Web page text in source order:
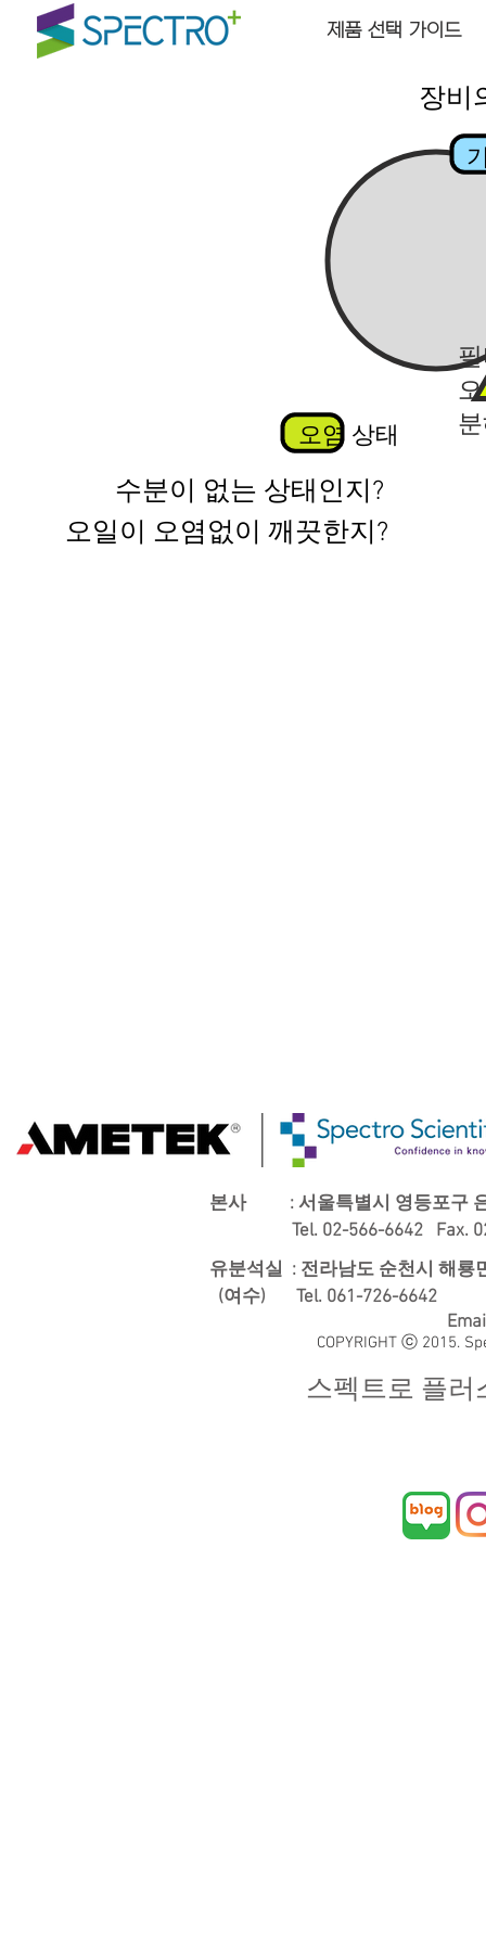
제품 선택 가이드
장비
수분이 없는 상태인지?
​오염 상태
오일이 오염없이 깨끗한지?
본사 : 서울특별시 영등포구
Tel. 02-566-6642 Fax. 02-
유분석실 : 전라남도 순천시 해룡
(여수) Tel. 061-726-6642
COPYRIGHT ⓒ 2015.
스펙트로 플러